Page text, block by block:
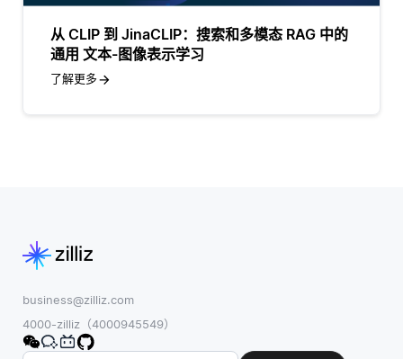
从 CLIP 到 JinaCLIP：搜索和多模态 RAG 中的
通用 文本-图像表示学习
了解更多
business@zilliz.com
4000-zilliz（4000945549）